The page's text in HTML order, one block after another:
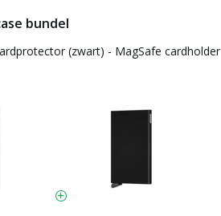
bundel
(zwart) - MagSafe cardholder